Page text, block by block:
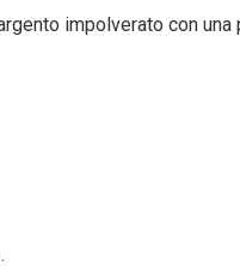
impolverato con una